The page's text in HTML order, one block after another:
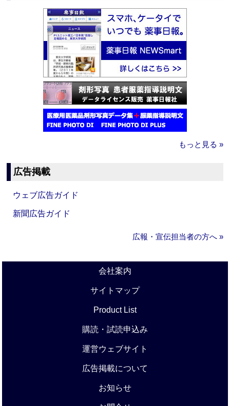
もっと見る »
広告掲載
ウェブ広告ガイド
新聞広告ガイド
広報・宣伝担当者の方へ »
会社案内
サイトマップ
Product List
購読・試読申込み
運営ウェブサイト
広告掲載について
お知らせ